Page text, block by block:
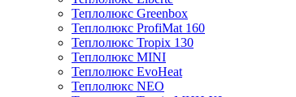
Теплолюкс Greenbox
Теплолюкс ProfiMat 160
Теплолюкс Tropix 130
Теплолюкс MINI
Теплолюкс EvoHeat
Теплолюкс NEO